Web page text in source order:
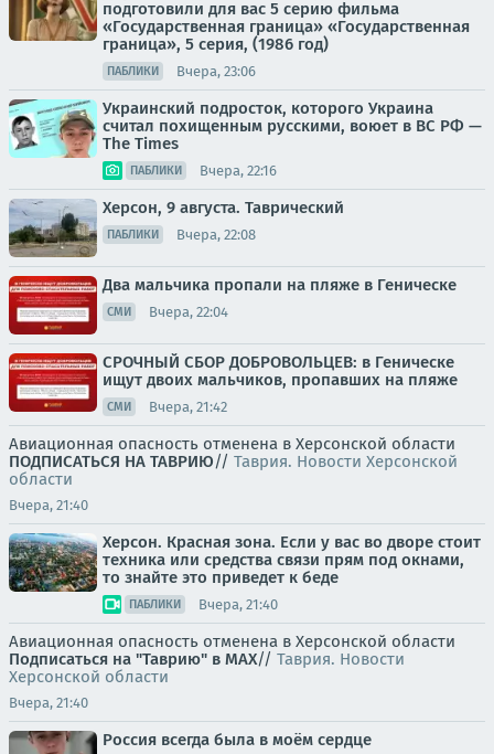
подготовили для вас 5 серию фильма
«Государственная граница» «Государственная
граница», 5 серия, (1986 год)
ПАБЛИКИ Вчера, 23:06
Украинский подросток, которого Украина
считал похищенным русскими, воюет в ВС РФ —
The Times
ПАБЛИКИ Вчера, 22:16
Херсон, 9 августа. Таврический
ПАБЛИКИ Вчера, 22:08
Два мальчика пропали на пляже в Геническе
СМИ Вчера, 22:04
СРОЧНЫЙ СБОР ДОБРОВОЛЬЦЕВ: в Геническе
ищут двоих мальчиков, пропавших на пляже
СМИ Вчера, 21:42
Авиационная опасность отменена в Херсонской области
ПОДПИСАТЬСЯ НА ТАВРИЮ// Таврия. Новости Херсонской
области
Вчера, 21:40
Херсон. Красная зона. Если у вас во дворе стоит
техника или средства связи прям под окнами,
то знайте это приведет к беде
ПАБЛИКИ Вчера, 21:40
Авиационная опасность отменена в Херсонской области
Подписаться на "Таврию" в MAX// Таврия. Новости
Херсонской области
Вчера, 21:40
Россия всегда была в моём сердце